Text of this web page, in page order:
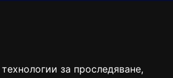
за проследяване,